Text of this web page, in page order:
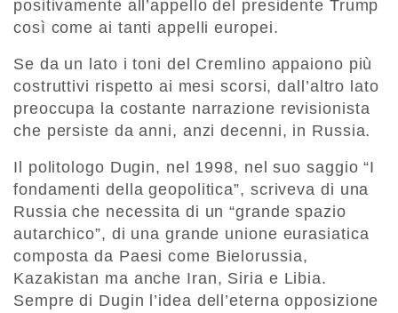
positivamente all’appello del presidente Trump
così come ai tanti appelli europei.
Se da un lato i toni del Cremlino appaiono più
costruttivi rispetto ai mesi scorsi, dall’altro lato
preoccupa la costante narrazione revisionista
che persiste da anni, anzi decenni, in Russia.
Il politologo Dugin, nel 1998, nel suo saggio “I
fondamenti della geopolitica”, scriveva di una
Russia che necessita di un “grande spazio
autarchico”, di una grande unione eurasiatica
composta da Paesi come Bielorussia,
Kazakistan ma anche Iran, Siria e Libia.
Sempre di Dugin l’idea dell’eterna opposizione